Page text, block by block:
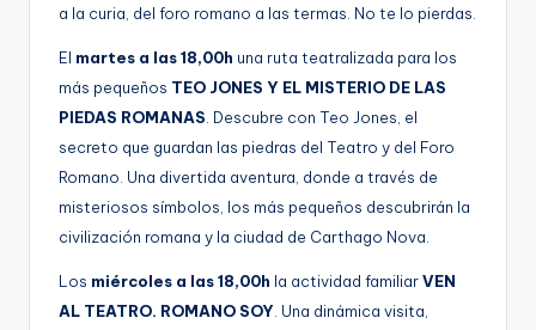
a la curia, del foro romano a las termas. No te lo pierdas.
El martes a las 18,00h una ruta teatralizada para los
más pequeños TEO JONES Y EL MISTERIO DE LAS
PIEDAS ROMANAS. Descubre con Teo Jones, el
secreto que guardan las piedras del Teatro y del Foro
Romano. Una divertida aventura, donde a través de
misteriosos símbolos, los más pequeños descubrirán la
civilización romana y la ciudad de Carthago Nova.
Los miércoles a las 18,00h la actividad familiarVEN
AL TEATRO. ROMANO SOY. Una dinámica visita,